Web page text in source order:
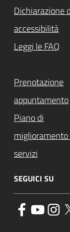
Dichiarazione
accessibilità
Leggi le FAQ
Prenotazione
appuntamento
Piano di
miglioramento
servizi
SEGUICI SU